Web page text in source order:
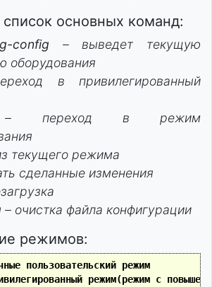
основных команд:
config – выведет текущую
оборудования
в привилегированный
переход в режим
текущего режима
сделанные изменения
– очистка файла конфигурации
режимов:
пользовательский режим
режим(режим с